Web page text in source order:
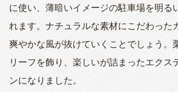
に使い、薄暗いイメージの駐車場を明る
れます。ナチュラルな素材にこだわった
爽やかな風が抜けていくことでしょう。
リーフを飾り、楽しいが詰まったエクス
ンになりました。